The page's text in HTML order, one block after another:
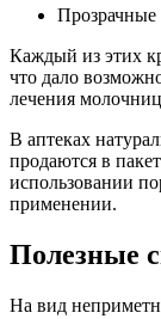
Каждый из этих
что дало
лечения
В аптеках
продаются в
использовании
применении.
Полезные
На вид